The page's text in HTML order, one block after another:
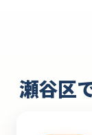
瀬谷区